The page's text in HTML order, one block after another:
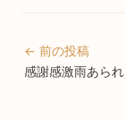
← 前の投稿
感謝感激雨あられ